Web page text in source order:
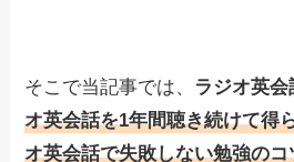
そこで当記事では、 ラジオ英
オ英会話を1年間聴き続けて得
オ英会話で失敗しない勉強のコ